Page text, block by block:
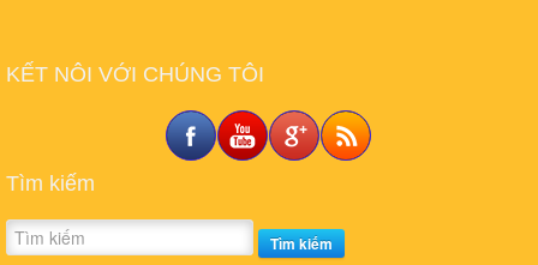
KẾT NÔI VỚI CHÚNG TÔI
Tìm kiếm
Tìm kiếm